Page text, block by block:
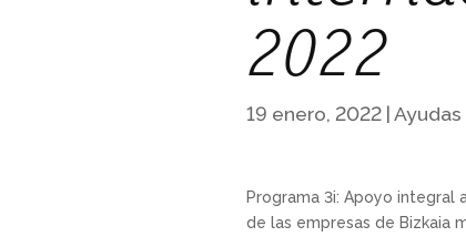
2022
19 enero, 2022 |
Programa 3i: Apoyo integral
de las empresas de Bizkaia